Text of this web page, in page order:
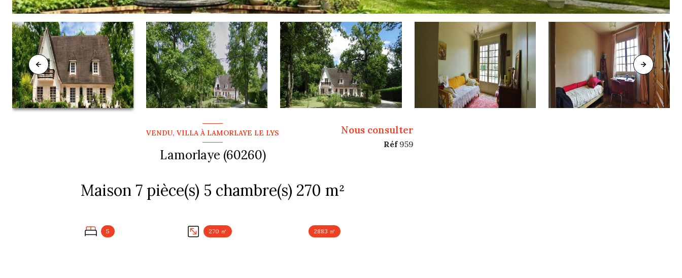
VENDU, VILLA À LAMORLAYE LE LYS
Lamorlaye (60260)
Maison 7 pièce(s) 5 chambre(s) 270 m²
5 270 ㎡ 2883 ㎡
Nous consulter
Réf 959